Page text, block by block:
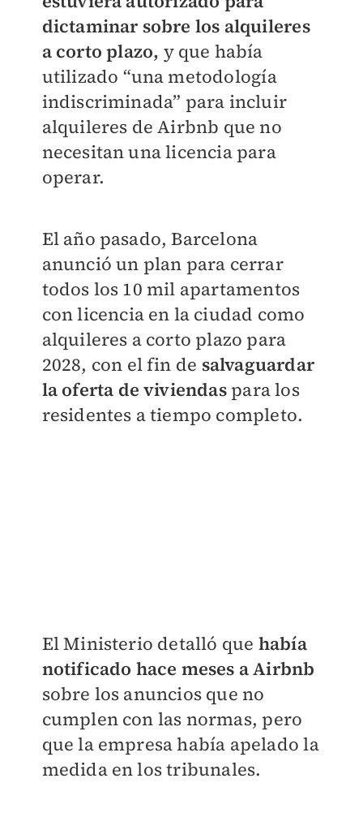
dictaminar sobre los alquileres
a corto plazo, y que había
utilizado “una metodología
indiscriminada” para incluir
alquileres de Airbnb que no
necesitan una licencia para
operar.
El año pasado, Barcelona
anunció un plan para cerrar
todos los 10 mil apartamentos
con licencia en la ciudad como
alquileres a corto plazo para
2028, con el fin de salvaguardar
la oferta de viviendaspara los
residentes a tiempo completo.
El Ministerio detalló que había
notificado hace meses a Airbnb
sobre los anuncios que no
cumplen con las normas, pero
que la empresa había apelado la
medida en los tribunales.